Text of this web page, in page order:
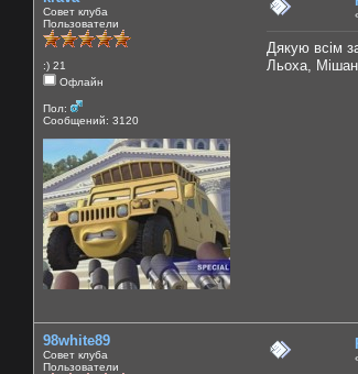
Совет клуба
Пользователи
:) 21
Офлайн
Пол:
Сообщений: 3120
Дякую всім
Льоха,
98white89
Совет клуба
Пользователи